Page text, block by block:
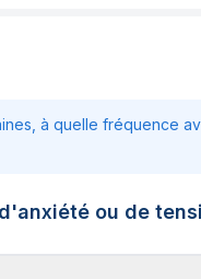
à quelle fréquence
ou de